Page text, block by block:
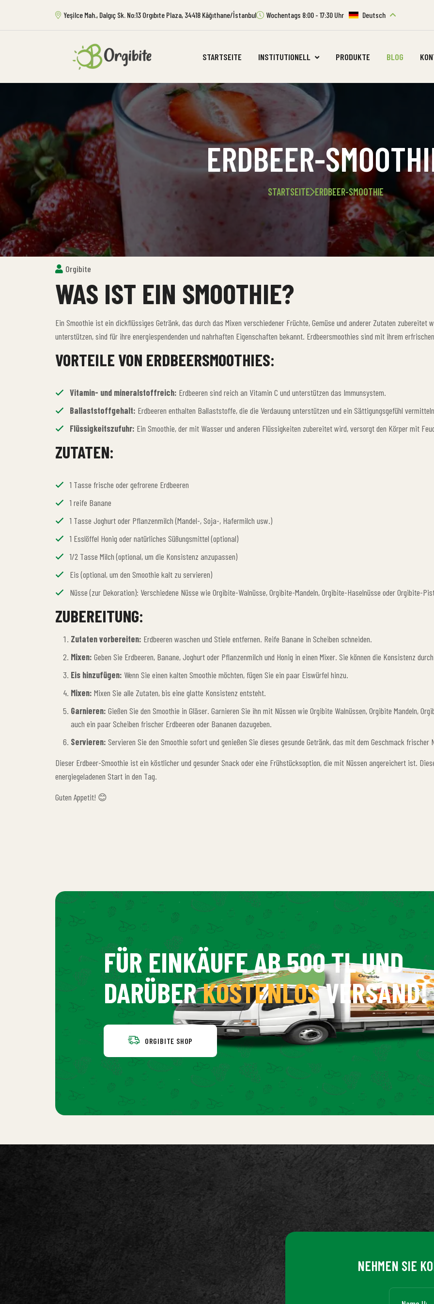
Yeşilce Mah., Dalgıç Sk. No:13 Orgıbıte Plaza, 34418 Kâğıthane/İstanbul Wochentags 8:00 - 17:30 Uhr Deutsch
STARTSEITE INSTITUTIONELL PRODUKTE BLOG
ERDBEER-
STARTSEITE ERDBEER-SMOOTHIE
Orgibite
WAS IST EIN SMOOTHIE?
Ein Smoothie ist ein dickflüssiges Getränk, das durch das Mixen verschiedener Früchte, Gemüse und anderer Zutaten zubereitet
unterstützen, sind für ihre energiespendenden und nahrhaften Eigenschaften bekannt. Erdbeersmoothies sind mit ihrem
VORTEILE VON ERDBEERSMOOTHIES:
Vitamin- und mineralstoffreich: Erdbeeren sind reich an Vitamin C und unterstützen das Immunsystem.
Ballaststoffgehalt: Erdbeeren enthalten Ballaststoffe, die die Verdauung unterstützen und ein Sättigungsgefühl
Flüssigkeitszufuhr: Ein Smoothie, der mit Wasser und anderen Flüssigkeiten zubereitet wird, versorgt den Körper mit
ZUTATEN:
1 Tasse frische oder gefrorene Erdbeeren
1 reife Banane
1 Tasse Joghurt oder Pflanzenmilch (Mandel-, Soja-, Hafermilch usw.)
1 Esslöffel Honig oder natürliches Süßungsmittel (optional)
1/2 Tasse Milch (optional, um die Konsistenz anzupassen)
Eis (optional, um den Smoothie kalt zu servieren)
Nüsse (zur Dekoration): Verschiedene Nüsse wie Orgibite-Walnüsse, Orgibite-Mandeln, Orgibite-Haselnüsse oder Orgibite-
ZUBEREITUNG:
Zutaten vorbereiten: Erdbeeren waschen und Stiele entfernen. Reife Banane in Scheiben schneiden.
Mixen: Geben Sie Erdbeeren, Banane, Joghurt oder Pflanzenmilch und Honig in einen Mixer. Sie können die Konsistenz
Eis hinzufügen: Wenn Sie einen kalten Smoothie möchten, fügen Sie ein paar Eiswürfel hinzu.
Mixen: Mixen Sie alle Zutaten, bis eine glatte Konsistenz entsteht.
Garnieren: Gießen Sie den Smoothie in Gläser. Garnieren Sie ihn mit Nüssen wie Orgibite Walnüssen, Orgibite Mandeln,
auch ein paar Scheiben frischer Erdbeeren oder Bananen dazugeben.
Servieren: Servieren Sie den Smoothie sofort und genießen Sie dieses gesunde Getränk, das mit dem Geschmack frischer
Dieser Erdbeer-Smoothie ist ein köstlicher und gesunder Snack oder eine Frühstücksoption, die mit Nüssen angereichert ist.
energiegeladenen Start in den Tag.
Guten Appetit! 😊
FÜR EINKÄUFE AB 500 TL UND
DARÜBERKOSTENLOSVERSAND!
ORGIBITE SHOP
NEHMEN SIE